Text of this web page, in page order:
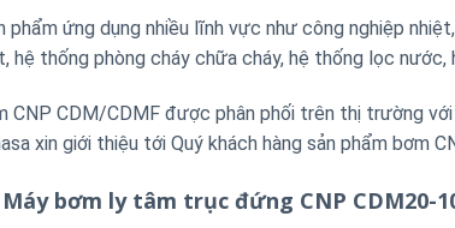
phẩm ứng dụng nhiều lĩnh vực như công nghiệp
hệ thống phòng cháy chữa cháy, hệ thống lọc nước,
CNP CDM/CDMF được phân phối trên thị trường
xin giới thiệu tới Quý khách hàng sản phẩm bơm
Máy bơm ly tâm trục đứng CNP CDM20-